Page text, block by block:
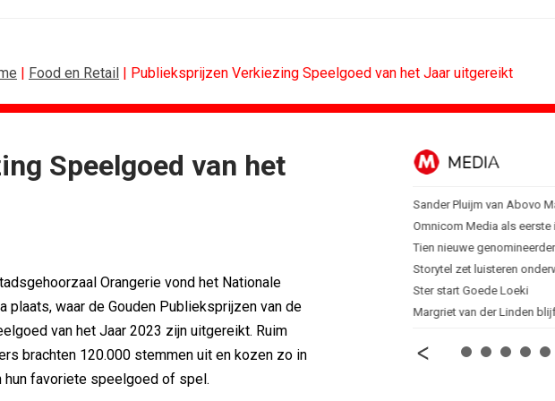
| Food en Retail | Publieksprijzen Verkiezing Speelgoed van het Jaar uitgereikt
Speelgoed van het
Orangerie vond het Nationale
plaats, waar de Gouden Publieksprijzen van de
van het Jaar 2023 zijn uitgereikt. Ruim
brachten 120.000 stemmen uit en kozen zo in
hun favoriete speelgoed of spel.
Groene Roos
in hart...
uit iconen
FOOD EN RETAIL
Grolsch lanceert campagne voor...
FSIN: Nederlanders eten uitbundiger...
MEDIA
Sander Pluijm van Abovo
Omnicom Media als eerste
Tien nieuwe
Storytel zet luisteren
Ster start Goede Loeki
Margriet van der Linden